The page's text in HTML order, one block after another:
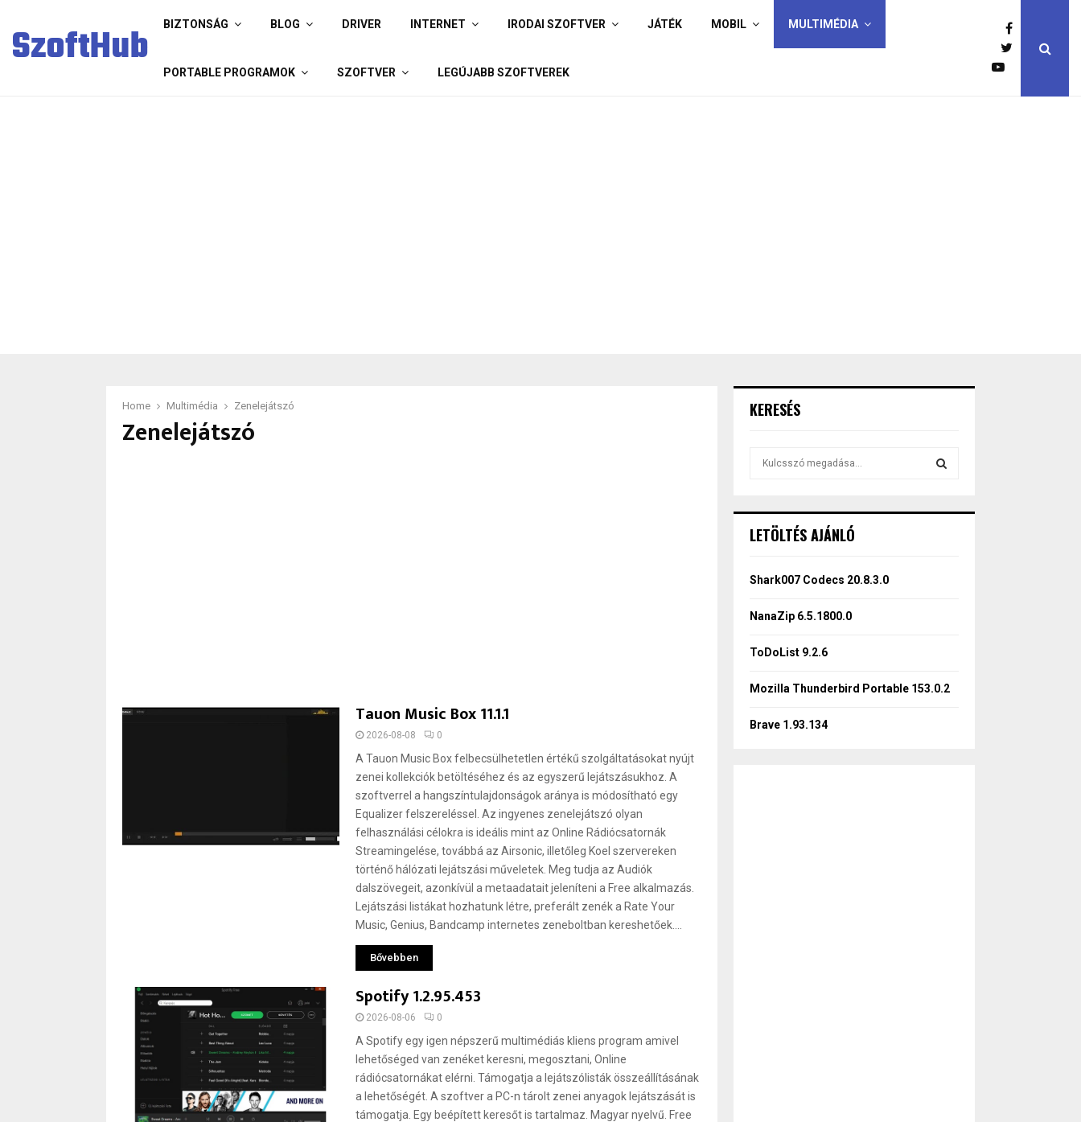
SzoftHub BIZTONSÁG BLOG DRIVER INTERNET IRODAI SZOFTVER JÁTÉK MOBIL MULTIMÉDIA
PORTABLE PROGRAMOK SZOFTVER LEGÚJABB SZOFTVEREK
Home Multimédia Zenelejátszó
Zenelejátszó
Tauon Music Box 11.1.1
2026-08-08 0
A Tauon Music Box felbecsülhetetlen értékű szolgáltatásokat nyújt
zenei kollekciók betöltéséhez és az egyszerű lejátszásukhoz. A
szoftverrel a hangszíntulajdonságok aránya is módosítható egy
Equalizer felszereléssel. Az ingyenes zenelejátszó olyan
felhasználási célokra is ideális mint az Online Rádiócsatornák
Streamingelése, továbbá az Airsonic, illetőleg Koel szervereken
történő hálózati lejátszási műveletek. Meg tudja az Audiók
dalszövegeit, azonkívül a metaadatait jeleníteni a Free alkalmazás.
Lejátszási listákat hozhatunk létre, preferált zenék a Rate Your
Music, Genius, Bandcamp internetes zeneboltban kereshetőek....
Bővebben
Spotify 1.2.95.453
2026-08-06 0
A Spotify egy igen népszerű multimédiás kliens program amivel
lehetőséged van zenéket keresni, megosztani, Online
rádiócsatornákat elérni. Támogatja a lejátszólisták összeállításának
a lehetőségét. A szoftver a PC-n tárolt zenei anyagok lejátszását is
támogatja. Egy beépített keresőt is tartalmaz. Magyar nyelvű. Free
KERESÉS
h
o
LETÖLTÉS AJÁNLÓ
Shark007 Codecs 20.8.3.0
NanaZip 6.5.1800.0
ToDoList 9.2.6
Mozilla Thunderbird Portable 153.0.2
Brave 1.93.134